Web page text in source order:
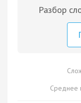
Разбор
Среднее